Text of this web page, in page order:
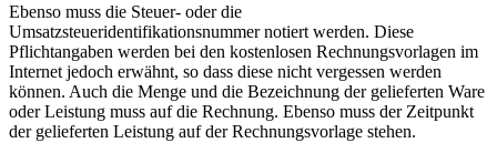
Ebenso muss die Steuer- oder die
Umsatzsteueridentifikationsnummer notiert werden. Diese
Pflichtangaben werden bei den kostenlosen Rechnungsvorlagen im
Internet jedoch erwähnt, so dass diese nicht vergessen werden
können. Auch die Menge und die Bezeichnung der gelieferten Ware
oder Leistung muss auf die Rechnung. Ebenso muss der Zeitpunkt
der gelieferten Leistung auf der Rechnungsvorlage stehen.